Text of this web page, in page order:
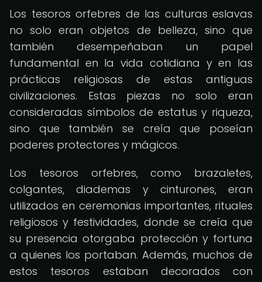
Los tesoros orfebres de las culturas eslavas
no solo eran objetos de belleza, sino que
también desempeñaban un papel
fundamental en la vida cotidiana y en las
prácticas religiosas de estas antiguas
civilizaciones. Estas piezas no solo eran
consideradas símbolos de estatus y riqueza,
sino que también se creía que poseían
poderes protectores y mágicos.
Los tesoros orfebres, como brazaletes,
colgantes, diademas y cinturones, eran
utilizados en ceremonias importantes, rituales
religiosos y festividades, donde se creía que
su presencia otorgaba protección y fortuna
a quienes los portaban. Además, muchos de
estos tesoros estaban decorados con